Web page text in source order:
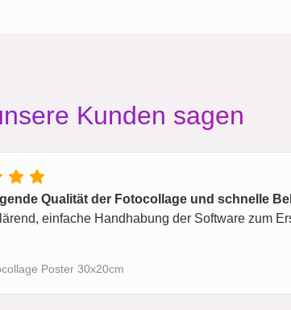
Kunden sagen
Qualität der Fotocollage und schnelle
einfache Handhabung der Software zum
Poster 30x20cm